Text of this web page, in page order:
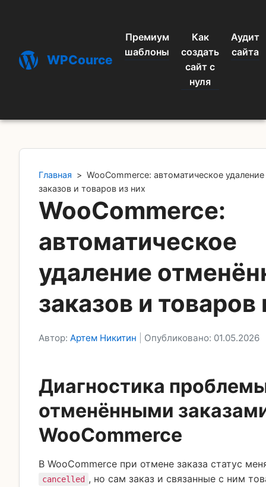
WPCource
Премиум
шаблоны
Как
создать
сайт с
нуля
Аудит
сайта
Главная > WooCommerce: автоматическое
заказов и товаров из них
WooCommerce:
автоматическое
удаление
заказов и товаров
Автор: Артем Никитин Опубликовано: 01.05.2026
Диагностика
отменёнными
WooCommerce
В WooCommerce при отмене заказа статус
cancelled , но сам заказ и связанные с ним